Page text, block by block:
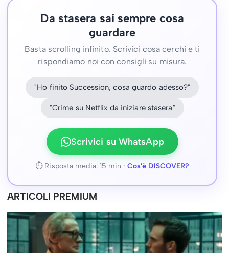
Da stasera sai sempre cosa
guardare
Basta scrolling infinito. Scrivici cosa cerchi e ti
rispondiamo noi con consigli su misura.
"Ho finito Succession, cosa guardo adesso?"
"Crime su Netflix da iniziare stasera"
Scrivici su WhatsApp
⏱ Risposta media: 15 min · Cos'è DISCOVER?
ARTICOLI PREMIUM